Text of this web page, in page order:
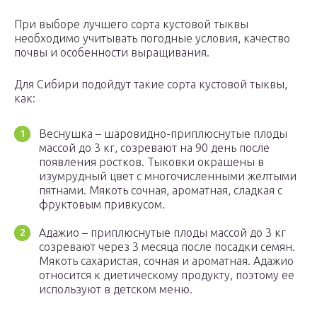
При выборе лучшего сорта кустовой тыквы
необходимо учитывать погодные условия, качество
почвы и особенности выращивания.
Для Сибири подойдут такие сорта кустовой тыквы,
как:
Веснушка – шаровидно-приплюснутые плоды
массой до 3 кг, созревают на 90 день после
появления ростков. Тыковки окрашены в
изумрудный цвет с многочисленными желтыми
пятнами. Мякоть сочная, ароматная, сладкая с
фруктовым привкусом.
Адажио – приплюснутые плоды массой до 3 кг
созревают через 3 месяца после посадки семян.
Мякоть сахаристая, сочная и ароматная. Адажио
относится к диетическому продукту, поэтому ее
используют в детском меню.